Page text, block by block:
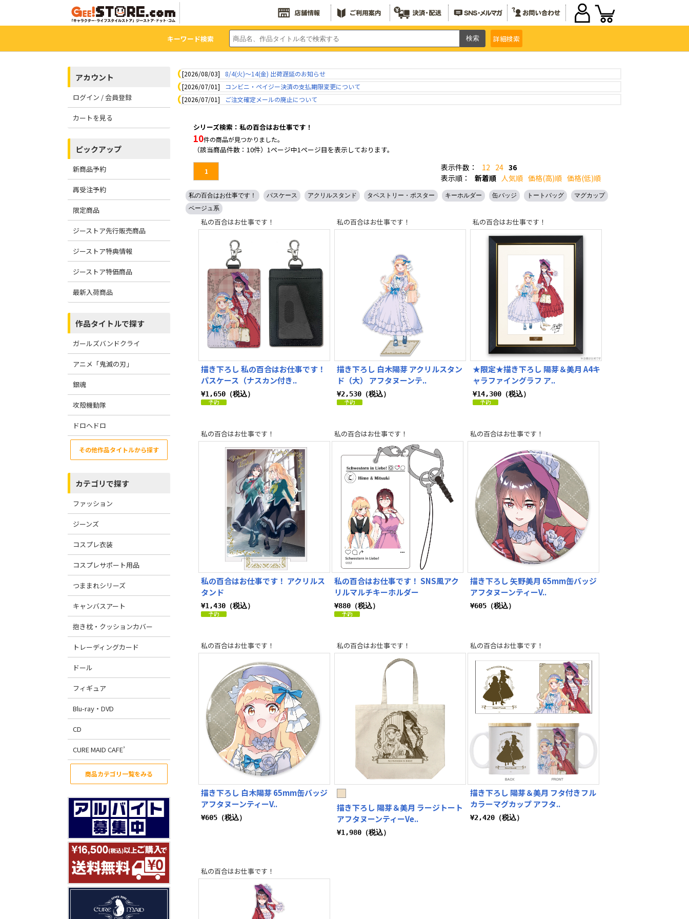
キーワード検索 詳細検索
アカウント
ログイン / 会員登録
カートを見る
ピックアップ
新商品予約
再受注予約
限定商品
ジーストア先行販売商品
ジーストア特典情報
ジーストア特価商品
最新入荷商品
作品タイトルで探す
ガールズバンドクライ
アニメ「鬼滅の刃」
銀魂
攻殻機動隊
ドロヘドロ
その他作品タイトルから探す
カテゴリで探す
ファッション
ジーンズ
コスプレ衣装
コスプレサポート用品
つままれシリーズ
キャンバスアート
抱き枕・クッションカバー
トレーディングカード
ドール
フィギュア
Blu-ray・DVD
CD
CURE MAID CAFE’
商品カテゴリ一覧をみる
[2026/08/03]
8/4(火)～14(金) 出荷遅延のお知らせ
[2026/07/01]
コンビニ・ペイジー決済の支払期限変更について
[2026/07/01]
ご注文確定メールの廃止について
シリーズ検索：私の百合はお仕事です！
10件の商品が見つかりました。
（該当商品件数：10件）1ページ中1ページ目を表示しております。
1 表示件数： 12 24 36
表示順：
新着順 人気順 価格(高)順 価格(低)順
私の百合はお仕事です！ パスケース アクリルスタンド タペストリー・ポスター キーホルダー 缶バッジ トートバッグ
マグカップ
ベージュ系
私の百合はお仕事です！
描き下ろし 私の百合はお仕事です！
パスケース（ナスカン付き..
¥1,650（税込）
私の百合はお仕事です！
描き下ろし 白木陽芽 アクリルスタン
ド（大） アフタヌーンテ..
¥2,530（税込）
私の百合はお仕事です！
★限定★描き下ろし 陽芽＆美月 A4キ
ャラファイングラフ ア..
¥14,300（税込）
私の百合はお仕事です！
私の百合はお仕事です！ アクリルス
タンド
¥1,430（税込）
私の百合はお仕事です！
私の百合はお仕事です！ SNS風アク
リルマルチキーホルダー
¥880（税込）
私の百合はお仕事です！
描き下ろし 矢野美月 65mm缶バッジ
アフタヌーンティーV..
¥605（税込）
私の百合はお仕事です！
描き下ろし 白木陽芽 65mm缶バッジ
アフタヌーンティーV..
¥605（税込）
私の百合はお仕事です！
描き下ろし 陽芽＆美月 ラージトート
アフタヌーンティーVe..
¥1,980（税込）
私の百合はお仕事です！
描き下ろし 陽芽＆美月 フタ付きフル
カラーマグカップ アフタ..
¥2,420（税込）
私の百合はお仕事です！